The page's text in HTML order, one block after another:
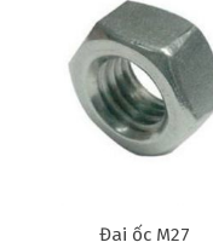
Đai ốc M27